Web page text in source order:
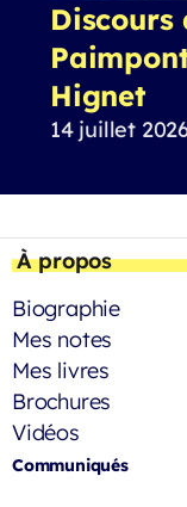
Hignet
14 juillet
À propos
Biographie
Mes notes
Mes livres
Brochures
Vidéos
Communiqués